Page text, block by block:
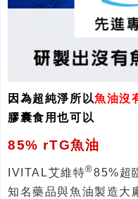
因為超純淨所以魚油沒
膠囊食用也可以
85% rTG魚油
IVITAL艾維特®85%超
知名藥品與魚油製造